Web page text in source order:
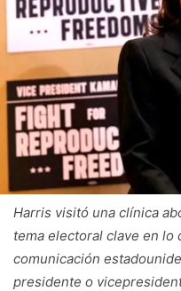
Harris visitó una clínica
tema electoral clave en lo
comunicación
presidente o